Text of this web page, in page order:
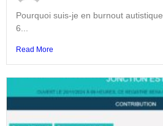
Pourquoi suis-je en burnout
6...
Read More